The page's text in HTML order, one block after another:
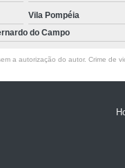
Injetoras
Eletronico
Industrial
Máquina
Servo
Servo
Vila Pompéia
do Campo
a autorização do autor. Crime de